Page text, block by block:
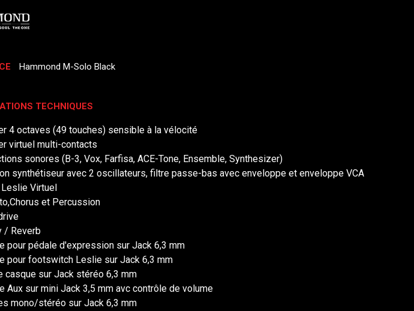
Hammond M-Solo Black
TECHNIQUES
4 octaves (49 touches) sensible à la vélocité
virtuel multi-contacts
sonores (B-3, Vox, Farfisa, ACE-Tone, Ensemble, Synthesizer)
synthétiseur avec 2 oscillateurs, filtre passe-bas avec enveloppe et enveloppe VCA
Virtuel
et Percussion
/ Reverb
pour pédale d'expression sur Jack 6,3 mm
pour footswitch Leslie sur Jack 6,3 mm
casque sur Jack stéréo 6,3 mm
Aux sur mini Jack 3,5 mm avc contrôle de volume
mono/stéréo sur Jack 6,3 mm